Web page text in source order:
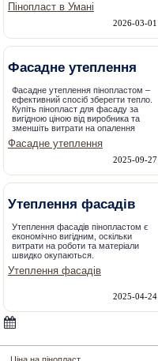
Пінопласт в Умані
2026-03-01
Фасадне утеплення
Фасадне утеплення пінопластом –
ефективний спосіб зберегти тепло.
Купіть пінопласт для фасаду за
вигідною ціною від виробника та
зменшіть витрати на опалення
Фасадне утеплення
2025-09-27
Утеплення фасадів
Утеплення фасадів пінопластом є
економічно вигідним, оскільки
витрати на роботи та матеріали
швидко окупаються.
Утеплення фасадів
2025-04-24